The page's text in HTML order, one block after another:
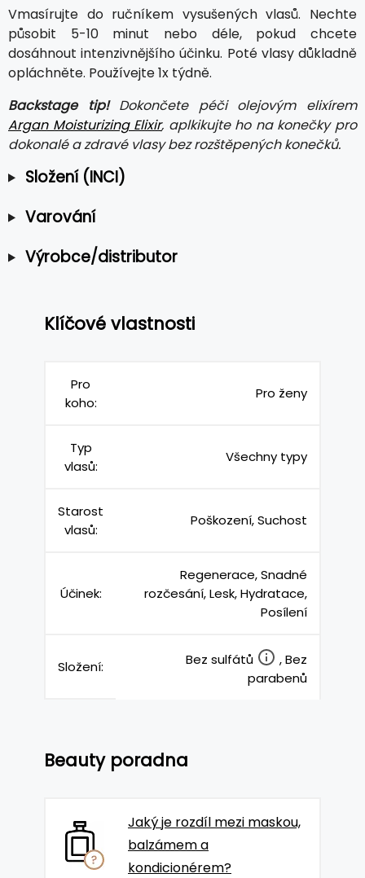
Vmasírujte do ručníkem vysušených vlasů. Nechte
působit 5-10 minut nebo déle, pokud chcete
dosáhnout intenzivnějšího účinku. Poté vlasy důkladně
opláchněte. Používejte 1x týdně.
Backstage tip! Dokončete péči olejovým elixírem
Argan Moisturizing Elixir, aplkikujte ho na konečky pro
dokonalé a zdravé vlasy bez rozštěpených konečků.
Složení (INCI)
Varování
Výrobce/distributor
Klíčové vlastnosti
Pro
koho:
Pro ženy
Typ
vlasů:
Všechny typy
Starost
vlasů:
Poškození, Suchost
Účinek:
Regenerace, Snadné
rozčesání, Lesk, Hydratace,
Posílení
Složení: Bez sulfátů
, Bez
parabenů
Beauty poradna
Jaký je rozdíl mezi maskou,
balzámem a
kondicionérem?